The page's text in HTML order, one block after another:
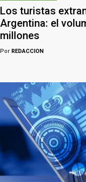
Los turistas
Argentina: el
millones
Por REDACCION